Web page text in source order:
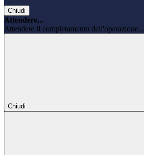
Chiudi
Attendere...
Attendere il completamento dell'operazione...
Chiudi